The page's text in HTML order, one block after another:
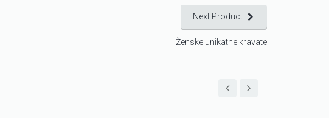
Next Product
Ženske unikatne kravate